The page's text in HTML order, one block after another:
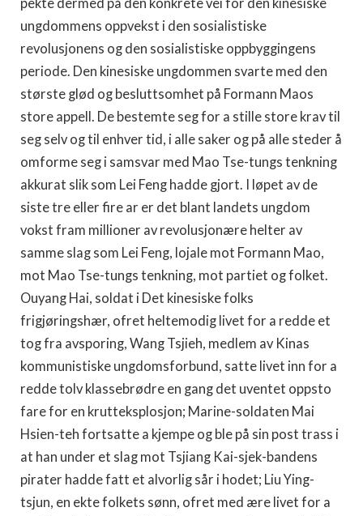
pekte dermed på den konkrete vei for den kinesiske
ungdommens oppvekst i den sosialistiske
revolusjonens og den sosialistiske oppbyggingens
periode. Den kinesiske ungdommen svarte med den
største glød og besluttsomhet på Formann Maos
store appell. De bestemte seg for a stille store krav til
seg selv og til enhver tid, i alle saker og på alle steder å
omforme seg i samsvar med Mao Tse-tungs tenkning
akkurat slik som Lei Feng hadde gjort. I løpet av de
siste tre eller fire ar er det blant landets ungdom
vokst fram millioner av revolusjonære helter av
samme slag som Lei Feng, lojale mot Formann Mao,
mot Mao Tse-tungs tenkning, mot partiet og folket.
Ouyang Hai, soldat i Det kinesiske folks
frigjøringshær, ofret heltemodig livet for a redde et
tog fra avsporing, Wang Tsjieh, medlem av Kinas
kommunistiske ungdomsforbund, satte livet inn for a
redde tolv klassebrødre en gang det uventet oppsto
fare for en krutteksplosjon; Marine-soldaten Mai
Hsien-teh fortsatte a kjempe og ble på sin post trass i
at han under et slag mot Tsjiang Kai-sjek-bandens
pirater hadde fatt et alvorlig sår i hodet; Liu Ying-
tsjun, en ekte folkets sønn, ofret med ære livet for a